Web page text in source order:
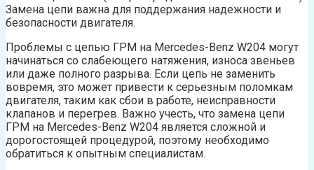
Замена цепи важна для поддержания надежности и
безопасности двигателя.
Проблемы с цепью ГРМ на Mercedes-Benz W204 могут
начинаться со слабеющего натяжения, износа звеньев
или даже полного разрыва. Если цепь не заменить
вовремя, это может привести к серьезным поломкам
двигателя, таким как сбои в работе, неисправности
клапанов и перегрев. Важно учесть, что замена цепи
ГРМ на Mercedes-Benz W204 является сложной и
дорогостоящей процедурой, поэтому необходимо
обратиться к опытным специалистам.